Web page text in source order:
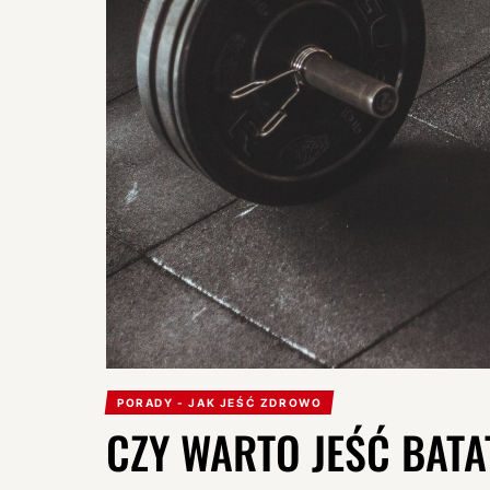
PORADY - JAK JEŚĆ ZDROWO
CZY WARTO JEŚĆ